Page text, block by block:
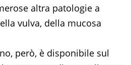
altra patologie a
vulva, della mucosa
però, è disponibile sul